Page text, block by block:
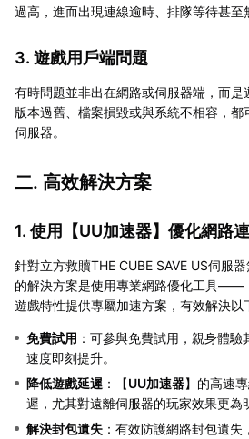
過高，進而出現連線逾時、排隊等待甚至
3. 遊戲用戶端問題
有時問題並非出在網路或伺服器端，而
版本過舊、檔案損毀或與系統不相容，都
伺服器。
二. 高效解決方案
1. 使用【UU加速器】優化網路
針對立方救贖THE CUBE SAVE US伺服
的解決方案是使用專業網路優化工具——
遊戲特性提供專屬加速方案，有效解決以
免費試用 ：可參與免費試用，親身體
速度即刻提升。
降低遊戲延遲 ：【UU加速器】的高速
遲，尤其對遠離伺服器的玩家效果更為
解決封包遺失 ：有效防護網路封包遺